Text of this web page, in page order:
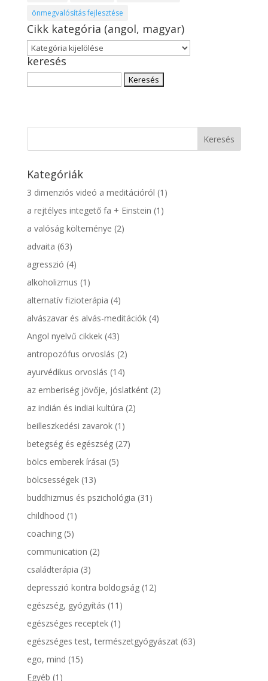
önmegvalósítás fejlesztése
Cikk kategória (angol, magyar)
Cikk
kategória
(angol,
magyar)
keresés
Kategóriák
3 dimenziós videó a meditációról (1)
a rejtélyes integető fa + Einstein (1)
a valóság költeménye (2)
advaita (63)
agresszió (4)
alkoholizmus (1)
alternatív fizioterápia (4)
alvászavar és alvás-meditációk(4)
Angol nyelvű cikkek(43)
antropozófus orvoslás (2)
ayurvédikus orvoslás (14)
az emberiség jövője, jóslatként(2)
az indián és indiai kultúra (2)
beilleszkedési zavarok(1)
betegség és egészség(27)
bölcs emberek írásai (5)
bölcsességek(13)
buddhizmus és pszichológia (31)
childhood (1)
coaching(5)
communication (2)
családterápia (3)
depresszió kontra boldogság(12)
egészség, gyógyítás (11)
egészséges receptek(1)
egészséges test, természetgyógyászat(63)
ego, mind (15)
Egyéb (1)